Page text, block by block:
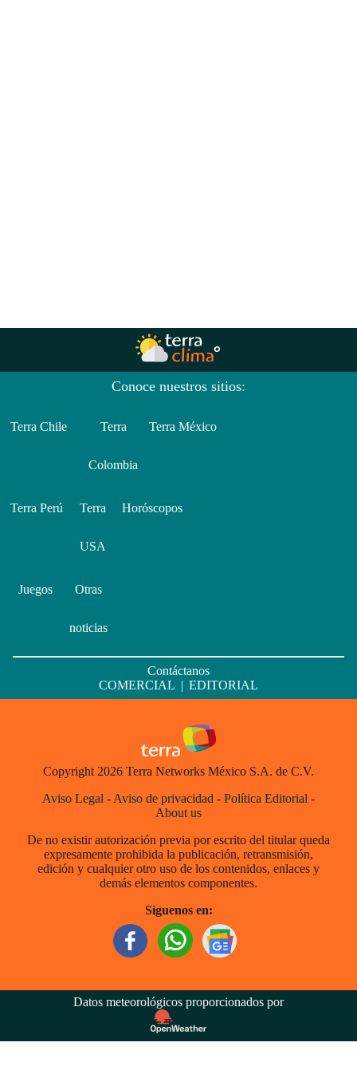
Conoce nuestros sitios:
Terra Chile Terra
Colombia
Terra México
Terra Perú Terra
USA
Horóscopos
Juegos Otras
noticias
Contáctanos
COMERCIAL | EDITORIAL
Copyright 2026 Terra Networks México S.A. de C.V.
Aviso Legal - Aviso de privacidad - Política Editorial -
About us
De no existir autorización previa por escrito del titular queda
expresamente prohibida la publicación, retransmisión,
edición y cualquier otro uso de los contenidos, enlaces y
demás elementos componentes.
Síguenos en:
Datos meteorológicos proporcionados por